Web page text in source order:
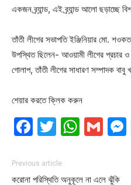
একজন ব্র্যান্ড, এই ব্র্যান্ড আলো ছড়াচ্ছে
তাঁতী লীগের সভাপতি ইঞ্জিনিয়ার মো.
উপস্থিত ছিলেন- আওয়ামী লীগের
গোলাপ, তাঁতী লীগের সাধারণ সম্পাদক বাবু
শেয়ার করতে ক্লিক করুন
Facebook
Twitter
Previous article
করোনা পরিস্থিতি অনুকূলে না এলে ঝুঁকি